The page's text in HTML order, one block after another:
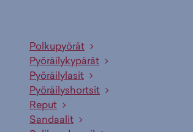
Polkupyörät
Pyöräilykypärät
Pyöräilylasit
Pyöräilyshortsit
Reput
Sandaalit